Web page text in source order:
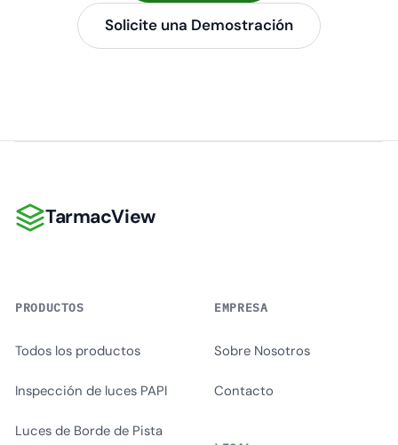
Solicite una Demostración
TarmacView
TarmacView
PRODUCTOS
Todos los productos
Inspección de luces PAPI
Luces de Borde de Pista
EMPRESA
Sobre Nosotros
Contacto